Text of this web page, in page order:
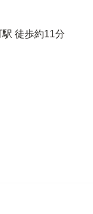
徒歩約11分